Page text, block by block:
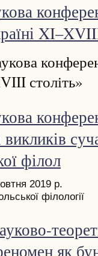
століть»
викликів
філол
2019 р.
філології
як